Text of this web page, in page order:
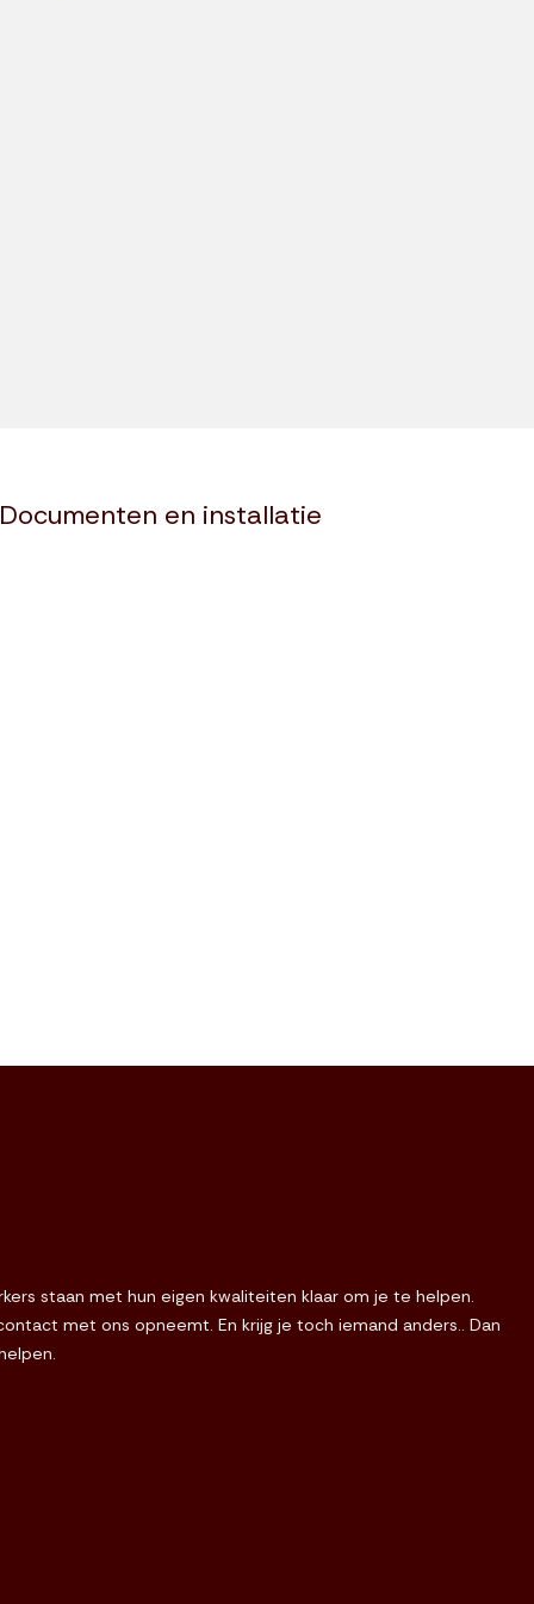
Documenten en installatie
staan met hun eigen kwaliteiten klaar om je te helpen.
met ons opneemt. En krijg je toch iemand anders.. Dan